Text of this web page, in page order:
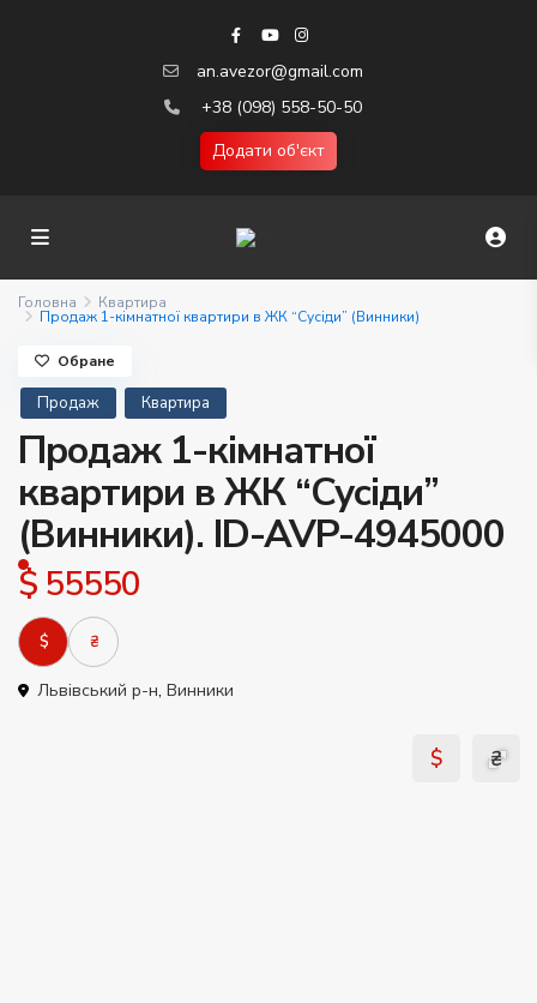
an.avezor@gmail.com
+38 (098) 558-50-50
Додати об'єкт
Головна Квартира
Продаж 1-кімнатної квартири в ЖК “Сусіди” (Винники)
Продаж Квартира
Продаж 1-кімнатної
квартири в ЖК “Сусіди”
(Винники). ID-AVP-4945000
$ 55550
$ ₴
Львівський р-н, Винники
Обране
$ ₴